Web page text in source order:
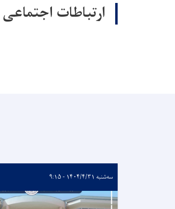
ارتباطات
سه‌شنبه ۱۴۰۴/۴/۳۱ - ۹:۱۵